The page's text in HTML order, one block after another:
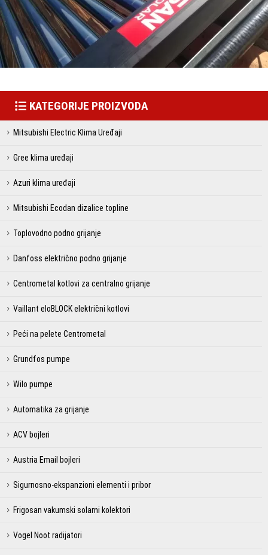
KATEGORIJE PROIZVODA
Mitsubishi Electric Klima Uređaji
Gree klima uređaji
Azuri klima uređaji
Mitsubishi Ecodan dizalice topline
Toplovodno podno grijanje
Danfoss električno podno grijanje
Centrometal kotlovi za centralno grijanje
Vaillant eloBLOCK električni kotlovi
Peći na pelete Centrometal
Grundfos pumpe
Wilo pumpe
Automatika za grijanje
ACV bojleri
Austria Email bojleri
Sigurnosno-ekspanzioni elementi i pribor
Frigosan vakumski solarni kolektori
Vogel Noot radijatori